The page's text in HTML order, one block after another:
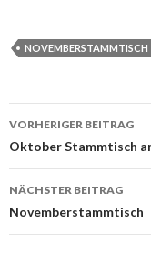
NOVEMBERSTAMMTISCH
Beitrags-
Navigation
VORHERIGER BEITRAG
Oktober Stammtisch
NÄCHSTER BEITRAG
Novemberstammtisch